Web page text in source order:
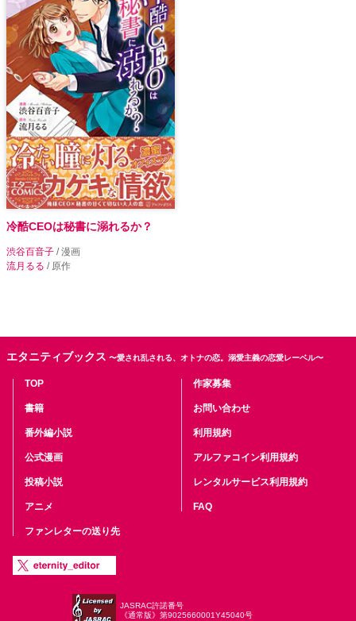
冷酷CEOは秘書に溺れるか？
渋谷百音子 / 漫画
流月るる / 原作
エタニティブックス 〜愛され乱される、オトナの恋。溺愛主義の恋愛レーベル〜
TOP
書籍
番外編小説
公式漫画
投稿小説
アニメ
ファンレターの送り先
作家募集
お問い合わせ
利用規約
アルファコイン利用規約
レンタルサービス利用規約
FAQ
JASRAC許諾番号
《通常版》第9025660001Y45040号